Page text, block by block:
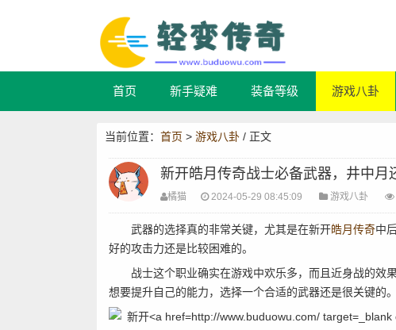
首页 新手疑难 装备等级 游戏八卦
当前位置： 首页 > 游戏八卦 / 正文
新开皓月传奇战士必备武器，井中月
橘猫 2024-05-29 08:45:09 游戏八卦
武器的选择真的非常关键，尤其是在新开皓月传奇中
好的攻击力还是比较困难的。
战士这个职业确实在游戏中欢乐多，而且近身战的效
想要提升自己的能力，选择一个合适的武器还是很关键的